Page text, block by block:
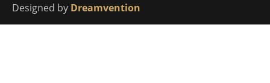
Designed by Dreamvention